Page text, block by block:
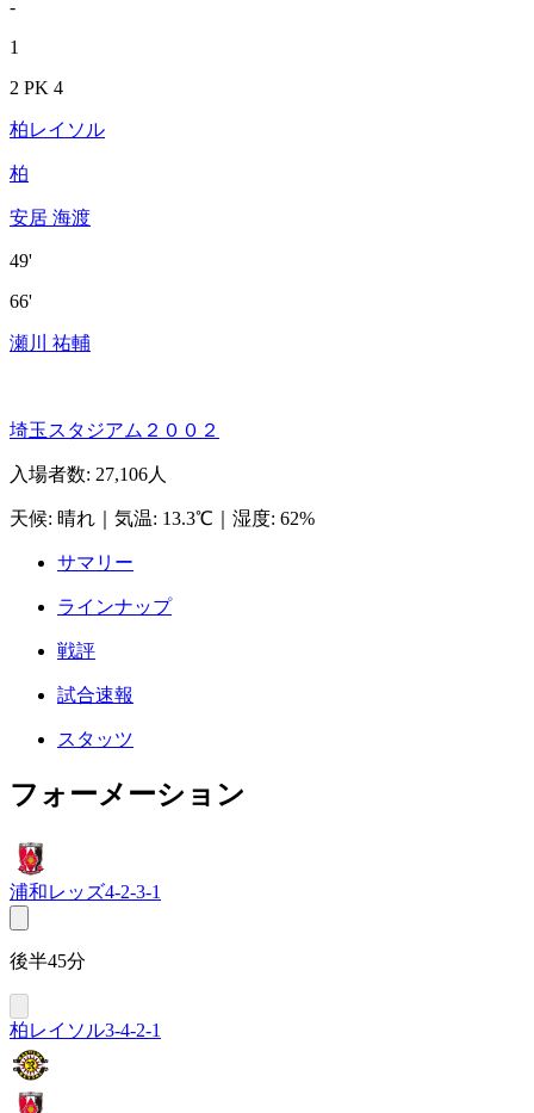
-
1
2 PK 4
柏レイソル
柏
安居 海渡
49'
66'
瀬川 祐輔
埼玉スタジアム２００２
入場者数: 27,106人
天候: 晴れ 気温: 13.3℃ 湿度: 62%
サマリー
ラインナップ
戦評
試合速報
スタッツ
フォーメーション
浦和レッズ4-2-3-1
後半45分
柏レイソル3-4-2-1